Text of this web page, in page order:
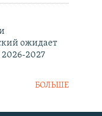
ожидает
2026-2027
БОЛЬШЕ